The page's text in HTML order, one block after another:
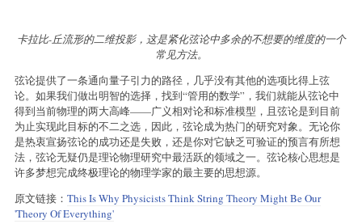
卡拉比-丘流形的二维投影，这是紧化弦论中多余的不想要的维度的一个
常见方法。
弦论提供了一条通向量子引力的路径，几乎没有其他的选项比得上弦
论。如果我们做出明智的选择，找到“管用的数学”，我们就能从弦论中
得到当前物理的两大高峰——广义相对论和标准模型，且弦论是到目前
为止实现此目标的不二之选，因此，弦论成为热门的研究对象。无论你
是热衷宣扬弦论的成功还是失败，还是你对它缺乏可验证的预言有所想
法，弦论无疑仍是理论物理研究中最活跃的领域之一。弦论核心思想是
许多梦想完成终极理论的物理学家的最主要的思想源。
原文链接： This Is Why Physicists Think String Theory Might Be Our
'Theory Of Everything'